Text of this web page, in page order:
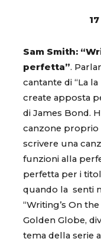
Sam Smith:
perfetta”.
cantante di “La
create apposta
di James Bond.
canzone
scrivere una
funzioni alla
perfetta per i
quando la senti
“Writing’s On
Golden Globe,
tema della serie